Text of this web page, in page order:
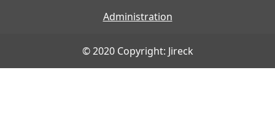
Administration
© 2020 Copyright: Jireck